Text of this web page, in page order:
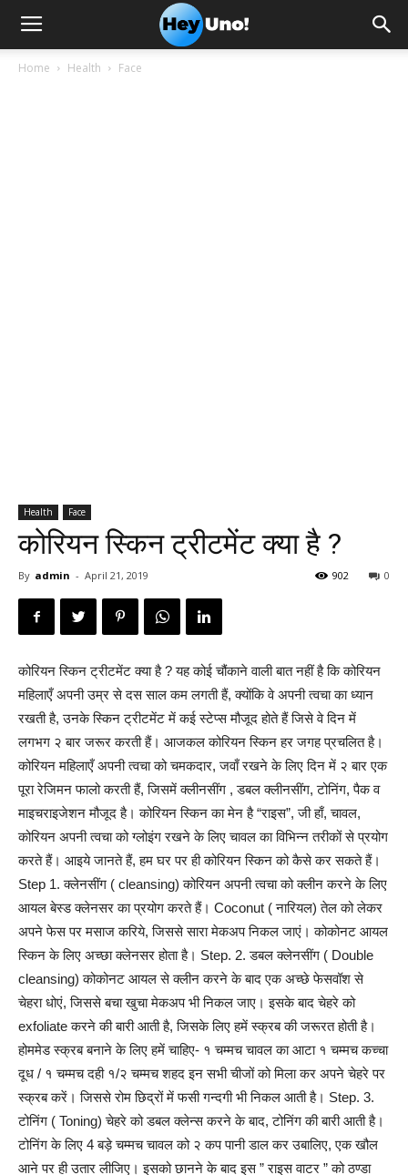
Home Health Face
Health Face
कोरियन स्किन ट्रीटमेंट क्या है ?
By admin - April 21, 2019 0
902
कोरियन स्किन ट्रीटमेंट क्या है ? यह कोई चौंकाने वाली बात नहीं है कि कोरियन
महिलाएँ अपनी उम्र से दस साल कम लगती हैं, क्योंकि वे अपनी त्वचा का ध्यान
रखती है, उनके स्किन ट्रीटमेंट में कई स्टेप्स मौजूद होते हैं जिसे वे दिन में
लगभग २ बार जरूर करती हैं। आजकल कोरियन स्किन हर जगह प्रचलित है।
कोरियन महिलाएँ अपनी त्वचा को चमकदार, जवाँ रखने के लिए दिन में २ बार एक
पूरा रेजिमन फालो करती हैं, जिसमें क्लीनसींग , डबल क्लीनसींग, टोनिंग, पैक व
माइचराइजेशन मौजूद है। कोरियन स्किन का मेन है “राइस”, जी हाँ, चावल,
कोरियन अपनी त्वचा को ग्लोइंग रखने के लिए चावल का विभिन्न तरीकों से प्रयोग
करते हैं। आइये जानते हैं, हम घर पर ही कोरियन स्किन को कैसे कर सकते हैं।
Step 1. क्लेनसींग ( cleansing) कोरियन अपनी त्वचा को क्लीन करने के लिए
आयल बेस्ड क्लेनसर का प्रयोग करते हैं। Coconut ( नारियल) तेल को लेकर
अपने फेस पर मसाज करिये, जिससे सारा मेकअप निकल जाएं। कोकोनट आयल
स्किन के लिए अच्छा क्लेनसर होता है। Step. 2. डबल क्लेनसींग ( Double
cleansing) कोकोनट आयल से क्लीन करने के बाद एक अच्छे फेसवॉश से
चेहरा धोएं, जिससे बचा खुचा मेकअप भी निकल जाए। इसके बाद चेहरे को
exfoliate करने की बारी आती है, जिसके लिए हमें स्क्रब की जरूरत होती है।
होममेड स्क्रब बनाने के लिए हमें चाहिए- १ चम्मच चावल का आटा १ चम्मच कच्चा
दूध / १ चम्मच दही १/२ चम्मच शहद इन सभी चीजों को मिला कर अपने चेहरे पर
स्क्रब करें। जिससे रोम छिद्रों में फसी गन्दगी भी निकल आती है। Step. 3.
टोनिंग ( Toning) चेहरे को डबल क्लेन्स करने के बाद, टोनिंग की बारी आती है।
टोनिंग के लिए 4 बड़े चम्मच चावल को २ कप पानी डाल कर उबालिए, एक खौल
आने पर ही उतार लीजिए। इसको छानने के बाद इस ” राइस वाटर ” को ठण्डा